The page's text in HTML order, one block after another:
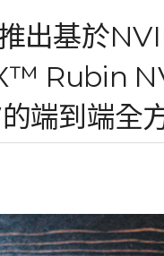
出基於
Rubin
端到端全